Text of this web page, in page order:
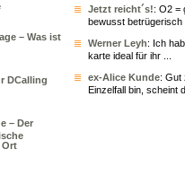
– Was ist
DCalling
– Der
Ort
Jetzt reicht´s!: O2 =
bewusst betrügerisch
Werner Leyh: Ich
karte ideal für ihr ...
ex-Alice Kunde: Gut
Einzelfall bin, scheint